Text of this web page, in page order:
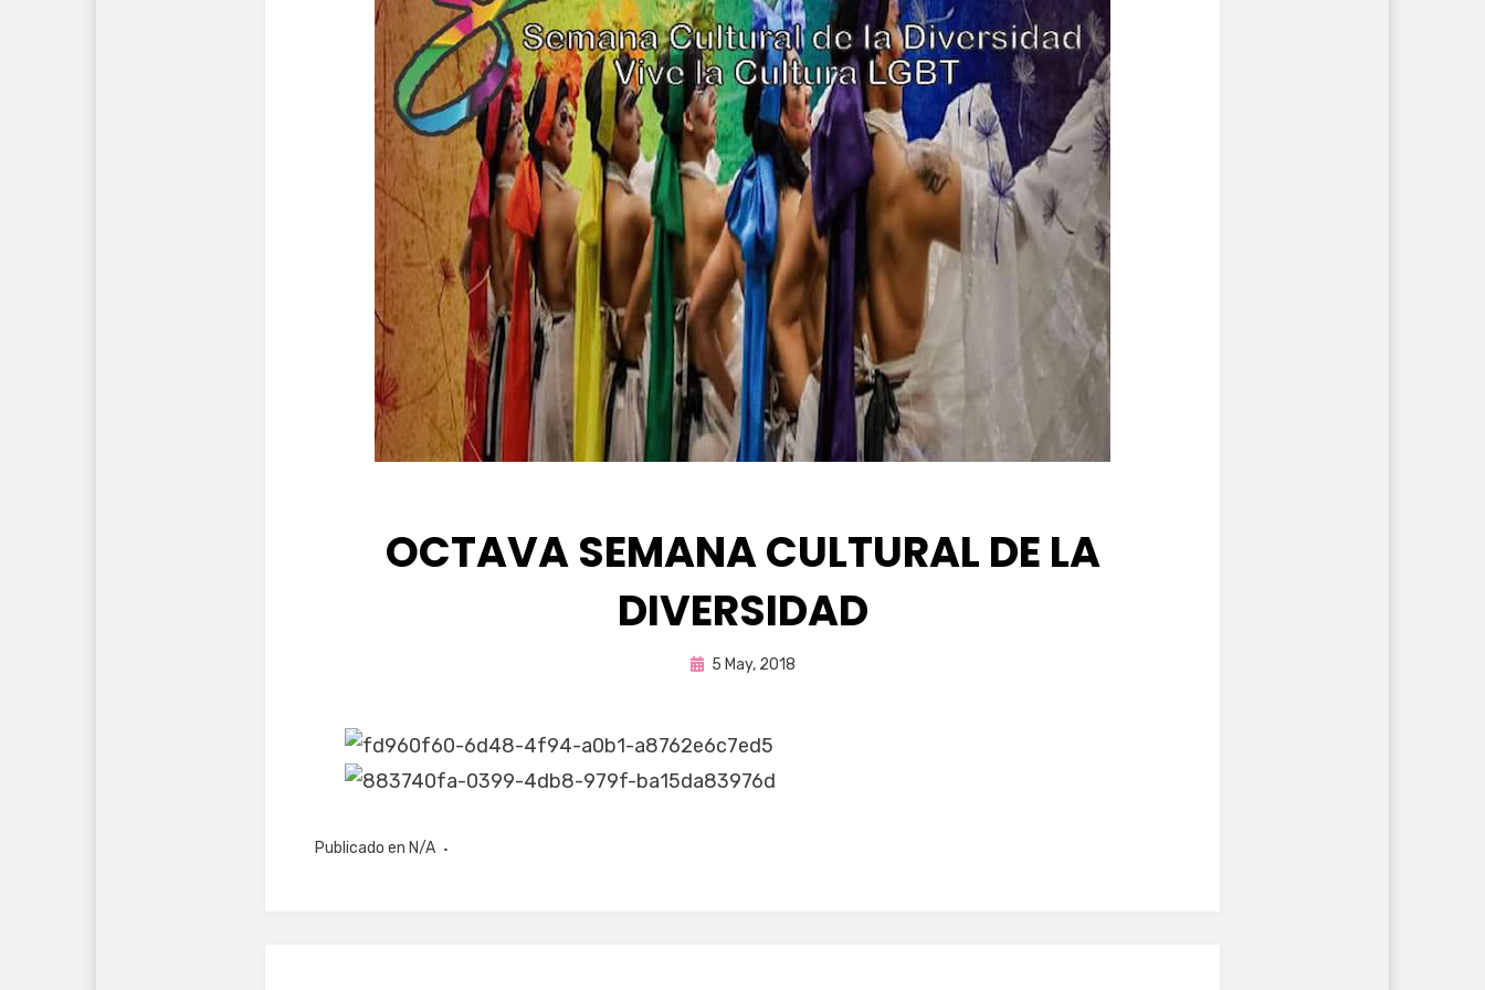
OCTAVA SEMANA CULTURAL DE LA
DIVERSIDAD
porEnrique
Publicada
5 May, 2018
Publicado en N/A